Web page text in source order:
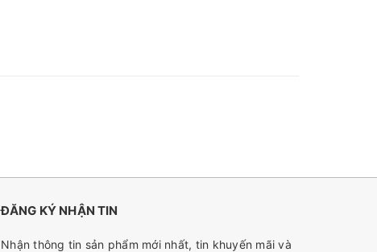
ĐĂNG KÝ NHẬN TIN
Nhận thông tin sản phẩm mới nhất, tin khuyến mãi và